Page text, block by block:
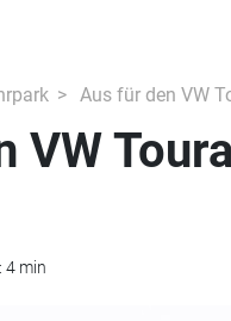
Aus für den VW
VW
4 min